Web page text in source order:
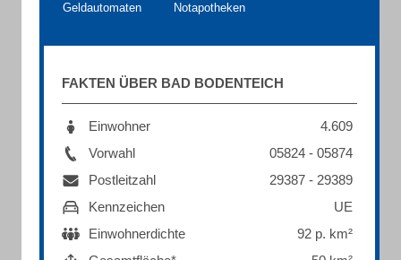
Geldautomaten Notapotheken
FAKTEN ÜBER BAD BODENTEICH
Einwohner
4.609
Vorwahl
05824 - 05874
Postleitzahl
29387 - 29389
Kennzeichen
UE
Einwohnerdichte
92 p. km²